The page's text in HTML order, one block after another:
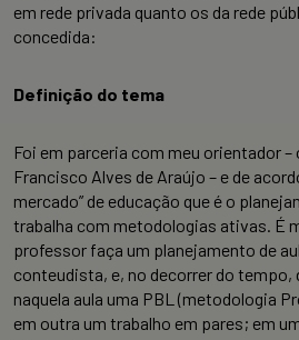
em rede privada quanto os da rede
concedida:
Definição do tema
Foi em parceria com meu orientador
Francisco Alves de Araújo – e de
mercado” de educação que é o
trabalha com metodologias ativas. É
professor faça um planejamento de
conteudista, e, no decorrer do tempo,
naquela aula uma PBL (metodologia
em outra um trabalho em pares; em